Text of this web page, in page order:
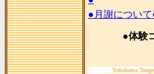
●月謝について
●体験
Yokohama